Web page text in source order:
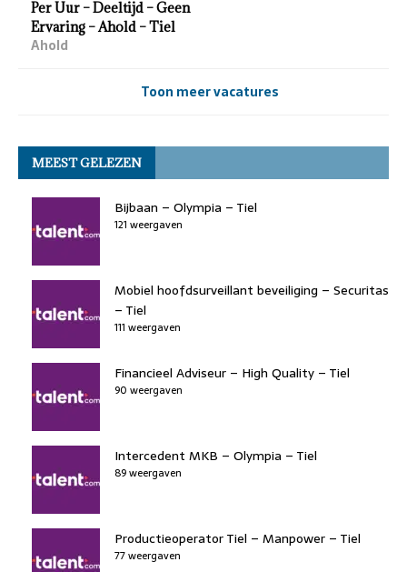
Per Uur – Deeltijd – Geen
Ervaring – Ahold – Tiel
Ahold
Toon meer vacatures
MEEST GELEZEN
Bijbaan – Olympia – Tiel
121 weergaven
Mobiel hoofdsurveillant beveiliging – Securitas
– Tiel
111 weergaven
Financieel Adviseur – High Quality – Tiel
90 weergaven
Intercedent MKB – Olympia – Tiel
89 weergaven
Productieoperator Tiel – Manpower – Tiel
77 weergaven